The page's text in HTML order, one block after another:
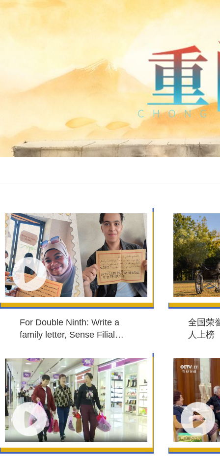
For Double Ninth: Write a
family letter, Sense Filial
书迎重阳
全国荣
人上榜